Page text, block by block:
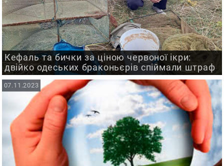
Кефаль та бички за ціною червоної ікри:
двійко одеських браконьєрів спіймали штраф
07.11.2023